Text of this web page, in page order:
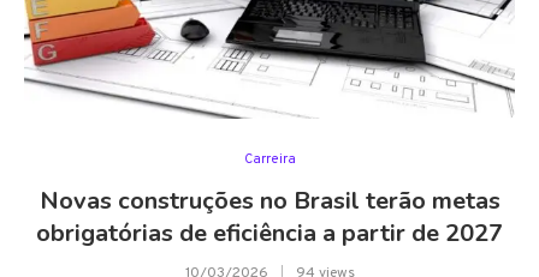
Carreira
Novas construções no Brasil terão metas
obrigatórias de eficiência a partir de 2027